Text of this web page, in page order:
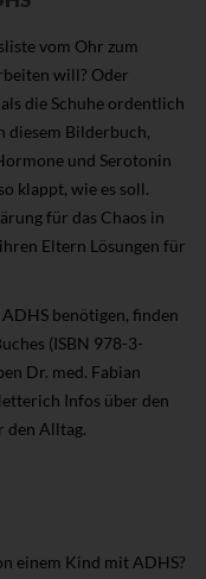
vom Ohr zum
will? Oder
die Schuhe ordentlich
diesem Bilderbuch,
und Serotonin
klappt, wie es soll.
für das Chaos in
Eltern Lösungen für
benötigen, finden
(ISBN 978-3-
Dr. med. Fabian
Infos über den
den Alltag.
einem Kind mit ADHS?